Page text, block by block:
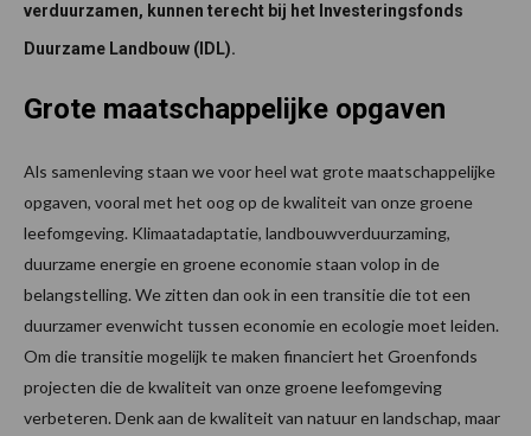
verduurzamen, kunnen terecht bij het Investeringsfonds
Duurzame Landbouw (IDL).
Grote maatschappelijke opgaven
Als samenleving staan we voor heel wat grote maatschappelijke
opgaven, vooral met het oog op de kwaliteit van onze groene
leefomgeving. Klimaatadaptatie, landbouwverduurzaming,
duurzame energie en groene economie staan volop in de
belangstelling. We zitten dan ook in een transitie die tot een
duurzamer evenwicht tussen economie en ecologie moet leiden.
Om die transitie mogelijk te maken financiert het Groenfonds
projecten die de kwaliteit van onze groene leefomgeving
verbeteren. Denk aan de kwaliteit van natuur en landschap, maar